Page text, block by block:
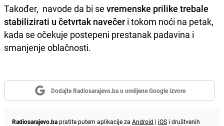
Također, navode da bi se vremenske prilike trebale
stabilizirati u četvrtak navečer i tokom noći na petak,
kada se očekuje postepeni prestanak padavina i
smanjenje oblačnosti.
Dodajte Radiosarajevo.ba u omiljene Google izvore
Radiosarajevo.bapratite putem aplikacije za Android | iOS i društvenih